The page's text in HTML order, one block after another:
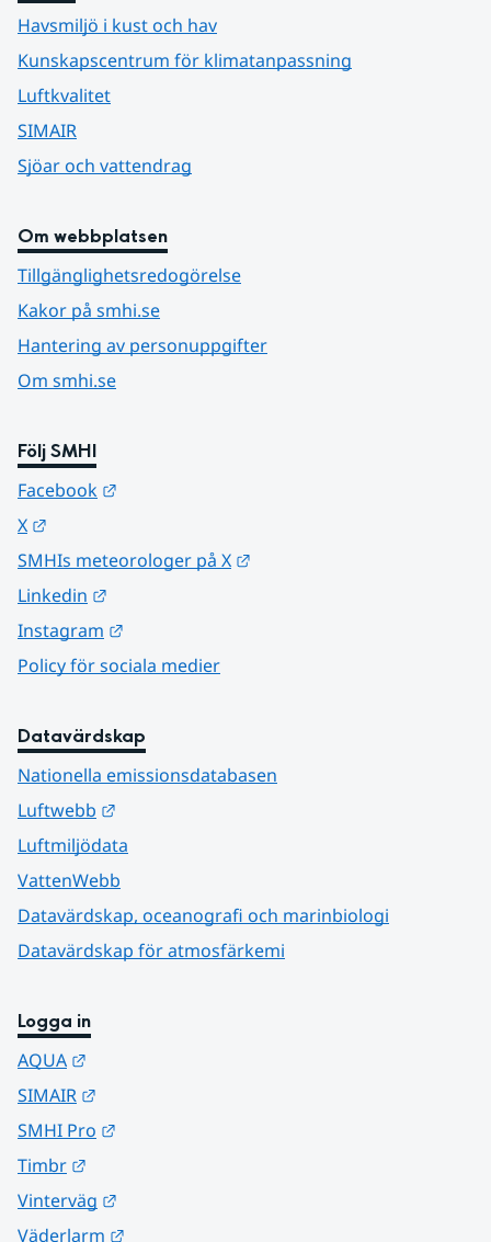
Havsmiljö i kust och hav
Kunskapscentrum för klimatanpassning
Luftkvalitet
SIMAIR
Sjöar och vattendrag
Om webbplatsen
Tillgänglighetsredogörelse
Kakor på smhi.se
Hantering av personuppgifter
Om smhi.se
Följ SMHI
Facebook
X
SMHIs meteorologer på X
Linkedin
Instagram
Policy för sociala medier
Datavärdskap
Nationella emissionsdatabasen
Luftwebb
Luftmiljödata
VattenWebb
Datavärdskap, oceanografi och marinbiologi
Datavärdskap för atmosfärkemi
Logga in
AQUA
SIMAIR
SMHI Pro
Timbr
Vinterväg
Väderlarm